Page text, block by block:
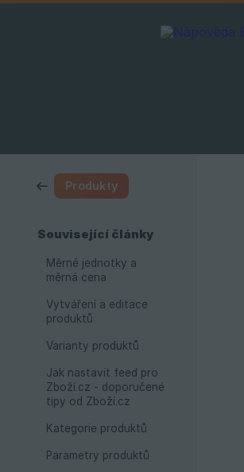
Produkty
Související články
Měrné jednotky a
měrná cena
Vytváření a editace
produktů
Varianty produktů
Jak nastavit feed pro
Zboží.cz - doporučené
tipy od Zboží.cz
Kategorie produktů
Parametry produktů